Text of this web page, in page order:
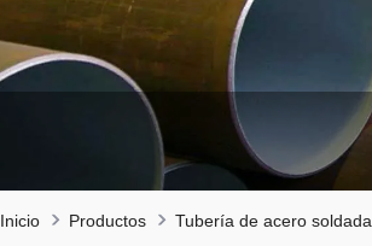
Inicio Productos Tubería de acero soldada